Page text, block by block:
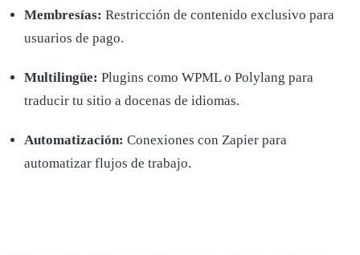
Membresías: Restricción de contenido exclusivo para
usuarios de pago.
Multilingüe: Plugins como WPML o Polylang para
traducir tu sitio a docenas de idiomas.
Automatización: Conexiones con Zapier para
automatizar flujos de trabajo.